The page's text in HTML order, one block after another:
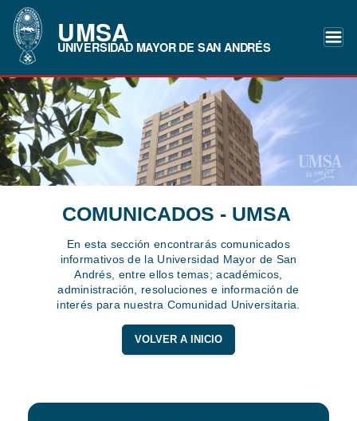
UMSA
UNIVERSIDAD MAYOR DE SAN ANDRÉS
COMUNICADOS - UMSA
En esta sección encontrarás comunicados
informativos de la Universidad Mayor de San
Andrés, entre ellos temas; académicos,
administración, resoluciones e información de
interés para nuestra Comunidad Universitaria.
VOLVER A INICIO